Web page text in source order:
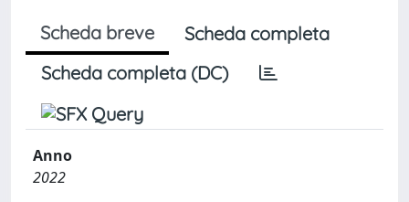
Scheda breve
Scheda completa
Scheda completa (DC)
Anno
2022